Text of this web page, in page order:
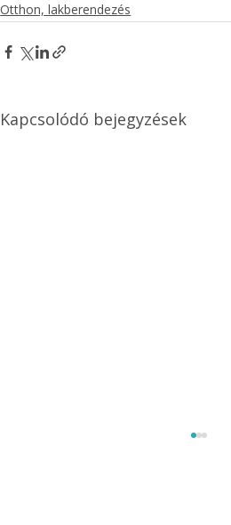
Otthon, lakberendezés
Kapcsolódó bejegyzések